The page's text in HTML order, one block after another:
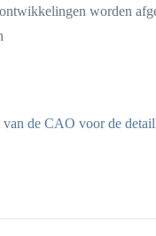
worden
van de CAO voor de